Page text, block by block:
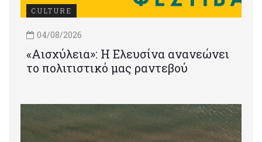
CULTURE
04/08/2026
«Αισχύλεια»: Η Ελευσίνα ανανεώνει
το πολιτιστικό μας ραντεβού